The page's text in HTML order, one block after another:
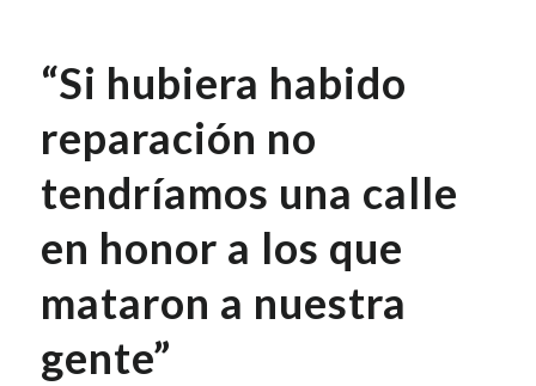
“Si hubiera habido
reparación no
tendríamos una calle
en honor a los que
mataron a nuestra
gente”